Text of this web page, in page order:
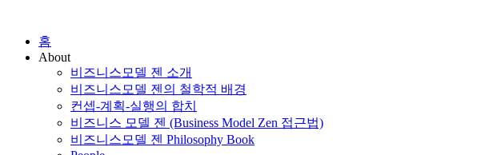
홈
About
비즈니스모델 젠 소개
비즈니스모델 젠의 철학적 배경
컨셉-계획-실행의 합치
비즈니스 모델 젠 (Business Model Zen 접근법)
비즈니스모델 젠 Philosophy Book